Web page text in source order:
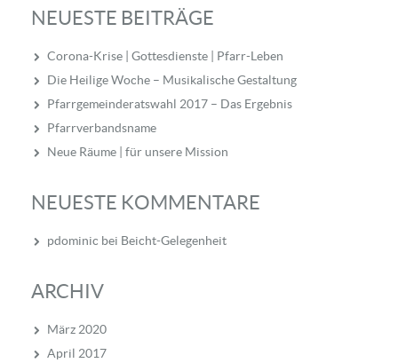
NEUESTE BEITRÄGE
Corona-Krise | Gottesdienste | Pfarr-Leben
Die Heilige Woche – Musikalische Gestaltung
Pfarrgemeinderatswahl 2017 – Das Ergebnis
Pfarrverbandsname
Neue Räume | für unsere Mission
NEUESTE KOMMENTARE
pdominic bei Beicht-Gelegenheit
ARCHIV
März 2020
April 2017